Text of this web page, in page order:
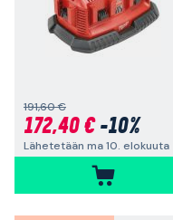
191,60 €
172,40 €-10%
Lähetetään ma 10. elokuuta